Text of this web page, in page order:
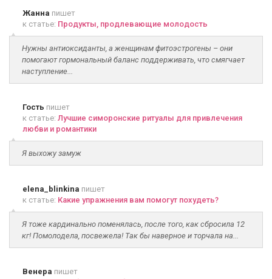
Жанна пишет
к статье: Продукты, продлевающие молодость
Нужны антиоксиданты, а женщинам фитоэстрогены – они
помогают гормональный баланс поддерживать, что смягчает
наступление...
Гость пишет
к статье: Лучшие симоронские ритуалы для привлечения
любви и романтики
Я выхожу замуж
elena_blinkina пишет
к статье: Какие упражнения вам помогут похудеть?
Я тоже кардинально поменялась, после того, как сбросила 12
кг! Помолодела, посвежела! Так бы наверное и торчала на...
Венера пишет